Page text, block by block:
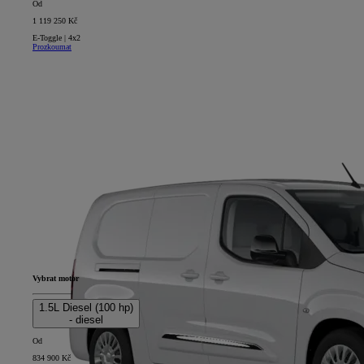
Od
1 119 250 Kč
E-Toggle | 4x2
Prozkoumat
Vybrat motor
1.5L Diesel (100 hp)
- diesel
Od
834 900 Kč